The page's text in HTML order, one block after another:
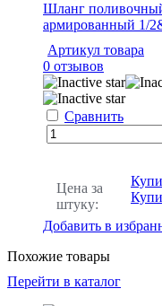
Шланг
армированный 1/
Артикул товара
0 отзывов
Сравнить
Цена за
штуку:
Добавить в
Похожие товары
Перейти в каталог